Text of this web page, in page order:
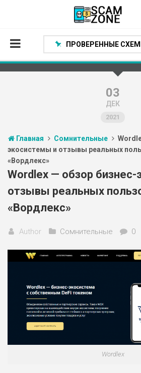
Проверенные способы заработка
Статьи
Партнеры
ПРОВЕРЕННЫЕ
03
ДЕК
2021
Главная Сомнительные
экосистемы и отзывы реальных
«Вордлекс»
Wordlex — обзор
отзывы реальных
«Вордлекс»
Author Сомнительные 0
Wordlex